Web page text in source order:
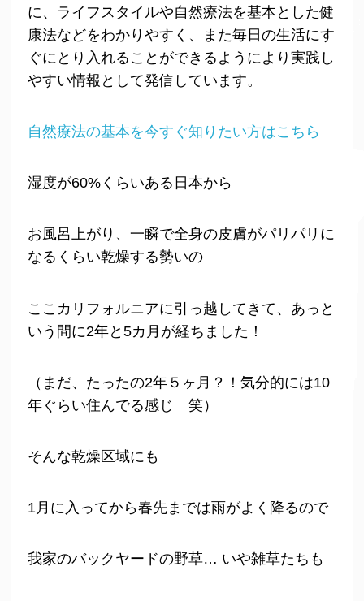
に、ライフスタイルや自然療法を基本とした健
康法などをわかりやすく、また毎日の生活にす
ぐにとり入れることができるようにより実践し
やすい情報として発信しています。
自然療法の基本を今すぐ知りたい方はこちら
湿度が60%くらいある日本から
お風呂上がり、一瞬で全身の皮膚がパリパリに
なるくらい乾燥する勢いの
ここカリフォルニアに引っ越してきて、あっと
いう間に2年と5カ月が経ちました！
（まだ、たったの2年５ヶ月？！気分的には10
年ぐらい住んでる感じ 笑）
そんな乾燥区域にも
1月に入ってから春先までは雨がよく降るので
我家のバックヤードの野草… いや雑草たちも